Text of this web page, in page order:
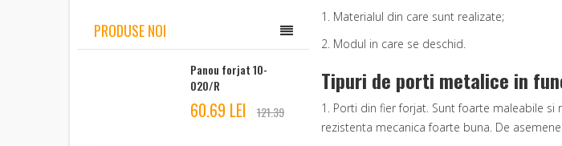
PRODUSE NOI
Panou forjat 10-
020/R
60.69 LEI 121.39
1. Materialul din care sunt realizate;
2. Modul in care se deschid.
Tipuri de porti metalice in
1. Porti din fier forjat. Sunt foarte maleabile
rezistenta mecanica foarte buna. De